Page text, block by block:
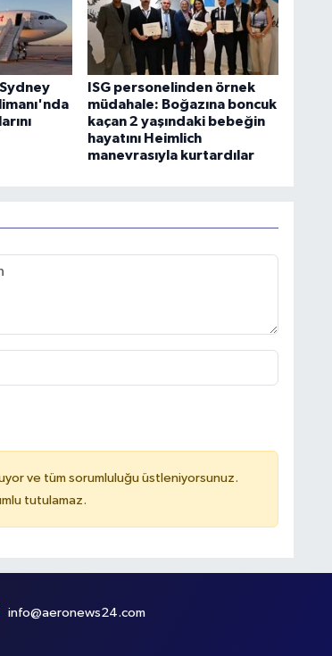
ISG personelinden örnek
müdahale: Boğazına boncuk
kaçan 2 yaşındaki bebeğin
hayatını Heimlich
manevrasıyla kurtardılar
ve tüm sorumluluğu üstleniyorsunuz.
tutulamaz.
info@aeronews24.com